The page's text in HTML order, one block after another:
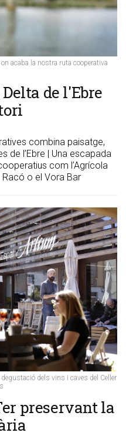
acaba la nostra ruta cooperativa
de l'Ebre
combina paisatge,
de l’Ebre | Una escapada
com l’Agrícola
Racó o el Vora Bar
dels vins i caves del Celler
preservant la